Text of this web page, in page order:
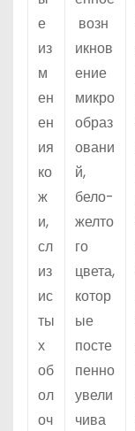
е
из
м
ен
ен
ия
ко
ж
и,
сл
из
ис
ты
х
об
ол
оч
возн
икнов
ение
микро
образ
овани
й,
бело-
желто
го
цвета,
котор
ые
посте
пенно
увели
чива